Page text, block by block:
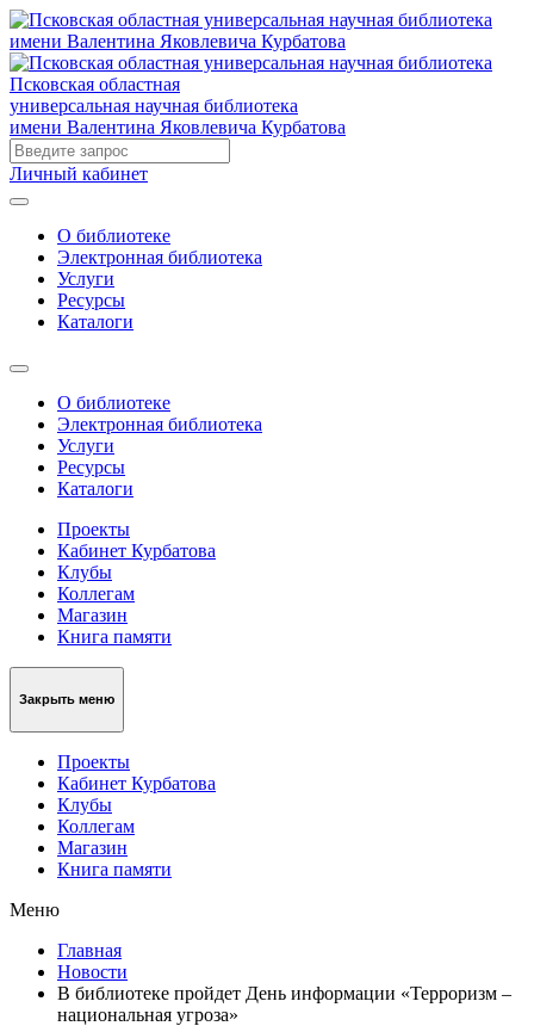
Псковская областная
универсальная научная библиотека
имени Валентина Яковлевича Курбатова
Личный кабинет
О библиотеке
Электронная библиотека
Услуги
Ресурсы
Каталоги
О библиотеке
Электронная библиотека
Услуги
Ресурсы
Каталоги
Проекты
Кабинет Курбатова
Клубы
Коллегам
Магазин
Книга памяти
Закрыть меню
Проекты
Кабинет Курбатова
Клубы
Коллегам
Магазин
Книга памяти
Меню
Главная
Новости
В библиотеке пройдет День информации «Терроризм –
национальная угроза»